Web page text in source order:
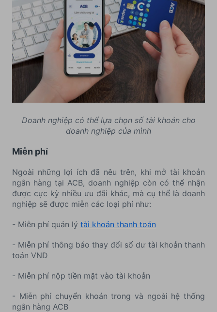
Doanh nghiệp có thể lựa chọn số tài khoản cho
doanh nghiệp của mình
Miễn phí
Ngoài những lợi ích đã nêu trên, khi mở tài khoản
ngân hàng tại ACB, doanh nghiệp còn có thể nhận
được cực kỳ nhiều ưu đãi khác, mà cụ thể là doanh
nghiệp sẽ được miễn các loại phí như:
- Miễn phí quản lý tài khoản thanh toán
- Miễn phí thông báo thay đổi số dư tài khoản thanh
toán VND
- Miễn phí nộp tiền mặt vào tài khoản
- Miễn phí chuyển khoản trong và ngoài hệ thống
ngân hàng ACB